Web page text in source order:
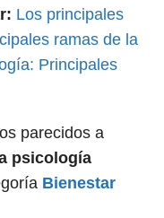
Los principales
ramas de la
Principales
parecidos a
psicología
Bienestar